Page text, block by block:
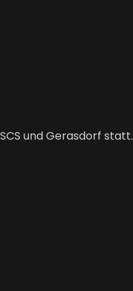
und Gerasdorf statt.